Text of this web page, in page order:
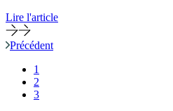
Lire l'article
Précédent
1
2
3